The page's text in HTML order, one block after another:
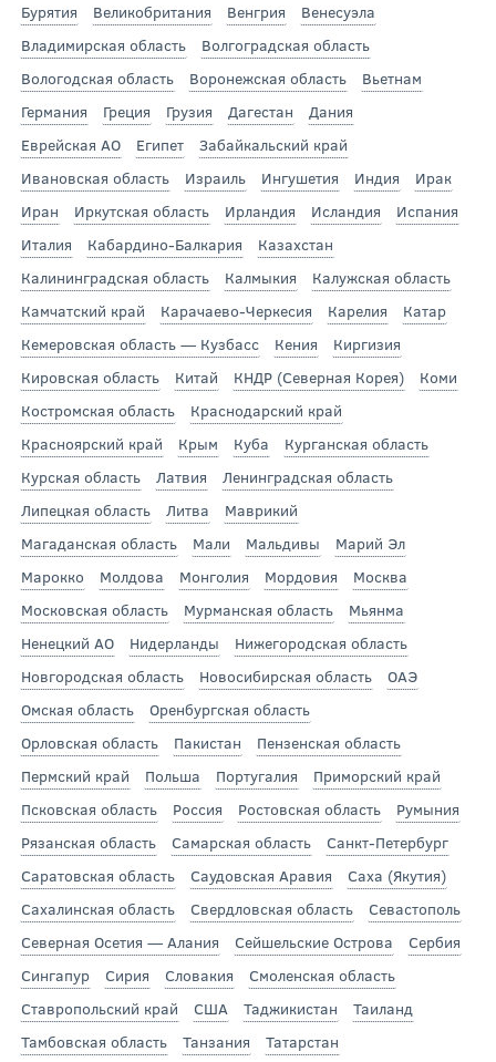
Бурятия
Великобритания Венгрия
Венесуэла
Владимирская область
Волгоградская область
Вологодская область
Воронежская область
Вьетнам
Германия
Греция Грузия Дагестан
Дания
Еврейская АО
Египет
Забайкальский край
Ивановская область
Израиль Ингушетия Индия
Ирак
Иран
Иркутская область Ирландия Исландия
Испания
Италия
Кабардино-Балкария
Казахстан
Калининградская область
Калмыкия
Калужская область
Камчатский край
Карачаево-Черкесия Карелия
Катар
Кемеровская область — Кузбасс
Кения
Киргизия
Кировская область
Китай КНДР (Северная Корея)
Коми
Костромская область
Краснодарский край
Красноярский край
Крым Куба
Курганская область
Курская область
Латвия
Ленинградская область
Липецкая область
Литва
Маврикий
Магаданская область
Мали Мальдивы
Марий Эл
Марокко
Молдова Монголия Мордовия
Москва
Московская область
Мурманская область
Мьянма
Ненецкий АО
Нидерланды
Нижегородская область
Новгородская область
Новосибирская область
ОАЭ
Омская область
Оренбургская область
Орловская область
Пакистан
Пензенская область
Пермский край
Польша Португалия
Приморский край
Псковская область
Россия Ростовская область
Румыния
Рязанская область
Самарская область
Санкт-Петербург
Саратовская область
Саудовская Аравия
Саха (Якутия)
Сахалинская область
Свердловская область
Севастополь
Северная Осетия — Алания
Сейшельские Острова
Сербия
Сингапур
Сирия Словакия
Смоленская область
Ставропольский край
США Таджикистан
Таиланд
Тамбовская область
Танзания
Татарстан